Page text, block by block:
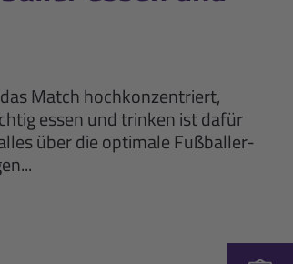
Match hochkonzentriert,
essen und trinken ist dafür
über die optimale Fußballer-